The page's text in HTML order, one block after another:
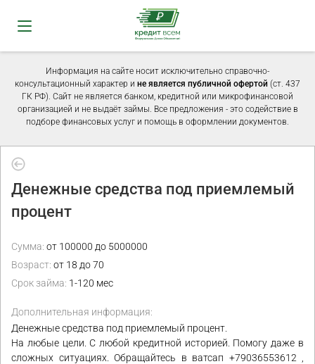
Информация на сайте носит исключительно справочно-
консультационный характер и не является публичной офертой (ст. 437
ГК РФ). Сайт не является банком, кредитной или микрофинансовой
организацией и не выдаёт займы. Все предложения - это содействие в
подборе финансовых услуг и помощь в оформлении документов.
Денежные средства под приемлемый
процент
Сумма: от 100000 до 5000000
Возраст: от 18 до 70
Срок займа: 1-120 мес
Дополнительная информация:
Денежные средства под приемлемый процент.
На любые цели. С любой кредитной историей. Помогу даже в
сложных ситуациях. Обращайтесь в ватсап +79036553612 ,